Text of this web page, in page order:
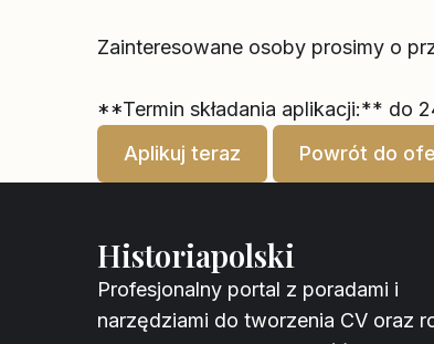
Zainteresowane osoby prosimy o
**Termin składania aplikacji:** do
Aplikuj teraz
Powrót do
Historiapolski
Profesjonalny portal z poradami i
narzędziami do tworzenia CV oraz